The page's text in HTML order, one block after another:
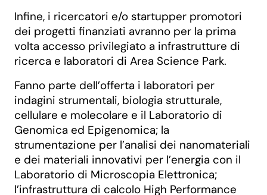
Infine, i ricercatori e/o startupper promotori
dei progetti finanziati avranno per la prima
volta accesso privilegiato a infrastrutture di
ricerca e laboratori di Area Science Park.
Fanno parte dell’offerta i laboratori per
indagini strumentali, biologia strutturale,
cellulare e molecolare e il Laboratorio di
Genomica ed Epigenomica; la
strumentazione per l’analisi dei nanomateriali
e dei materiali innovativi per l’energia con il
Laboratorio di Microscopia Elettronica;
l’infrastruttura di calcolo High Performance